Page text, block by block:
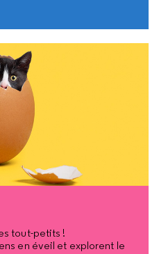
tout-petits !
en éveil et explorent le